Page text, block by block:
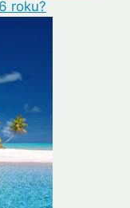
roku?